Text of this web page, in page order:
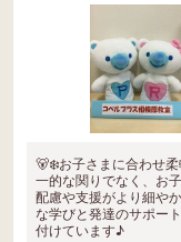
🐻‍❄️お子さまに合わせ
一的な関りでなく、お
配慮や支援がより細や
な学びと発達のサポー
付けています♪